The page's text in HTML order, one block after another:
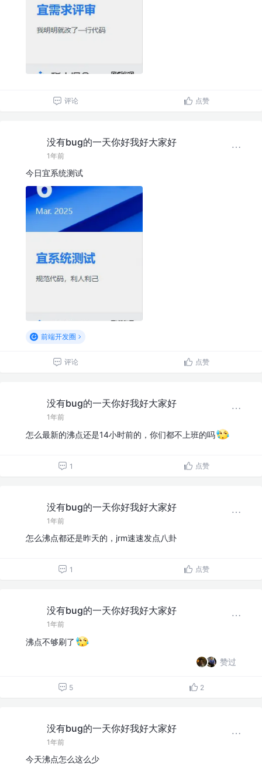
评论 点赞
没有bug的一天你好我好大家好
1年前
今日宜系统测试
前端开发圈
评论 点赞
没有bug的一天你好我好大家好
1年前
怎么最新的沸点还是14小时前的，你们都不上班的吗
1 点赞
没有bug的一天你好我好大家好
1年前
怎么沸点都还是昨天的，jrm速速发点八卦
1 点赞
没有bug的一天你好我好大家好
1年前
沸点不够刷了
赞过
5 2
没有bug的一天你好我好大家好
1年前
今天沸点怎么这么少